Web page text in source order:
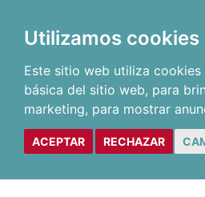
Utilizamos cookies
Este sitio web utiliza
básica del sitio web, para
marketing, para mostrar
ACEPTAR RECHAZAR